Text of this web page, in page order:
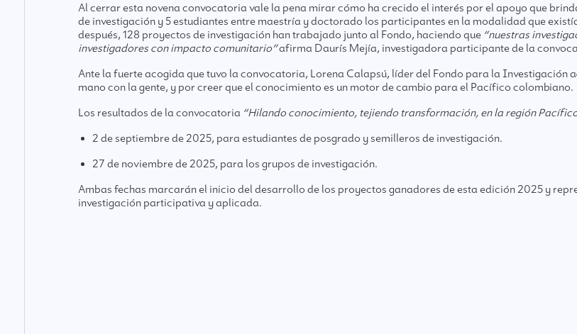
Al cerrar esta novena convocatoria vale la pena mirar cómo ha crecido el interés por el apoyo que
de investigación y 5 estudiantes entre maestría y doctorado los participantes en la modalidad que
después, 128 proyectos de investigación han trabajado junto al Fondo, haciendo que “nuestras
investigadores con impacto comunitario”afirma Daurís Mejía, investigadora participante de la
Ante la fuerte acogida que tuvo la convocatoria, Lorena Calapsú, líder del Fondo para la Investigación
mano con la gente, y por creer que el conocimiento es un motor de cambio para el Pacífico colombiano.
Los resultados de la convocatoria “Hilando conocimiento, tejiendo transformación, en la región
2 de septiembre de 2025, para estudiantes de posgrado y semilleros de investigación.
27 de noviembre de 2025, para los grupos de investigación.
Ambas fechas marcarán el inicio del desarrollo de los proyectos ganadores de esta edición 2025 y
investigación participativa y aplicada.